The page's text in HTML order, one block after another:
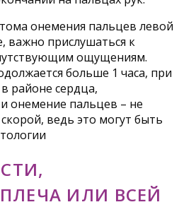
онемения пальцев левой
важно прислушаться к
ощущениям.
больше 1 часа, при
районе сердца,
онемение пальцев – не
ведь это могут быть
ИЛИ ВСЕЙ